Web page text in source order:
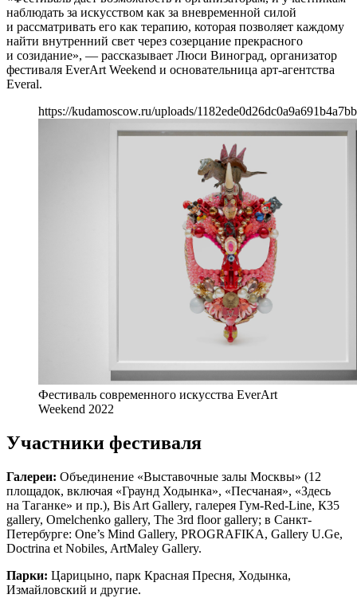
наблюдать за искусством как за вневременной силой
и рассматривать его как терапию, которая позволяет каждому
найти внутренний свет через созерцание прекрасного
и созидание», — рассказывает Люси Виноград, организатор
фестиваля EverArt Weekend и основательница арт-агентства
Everal.
https://kudamoscow.ru/uploads/
Фестиваль современного искусства EverArt
Weekend 2022
Участники фестиваля
Галереи: Объединение «Выставочные залы Москвы» (12
площадок, включая «Граунд Ходынка», «Песчаная», «Здесь
на Таганке» и пр.), Bis Art Gallery, галерея Гум-Red-Line, К35
gallery, Omelchenko gallery, The 3rd floor gallery; в Санкт-
Петербурге: One’s Mind Gallery, PROGRAFIKA, Gallery U.Ge,
Doctrina et Nobiles, ArtMaley Gallery.
Парки: Царицыно, парк Красная Пресня, Ходынка,
Измайловский и другие.